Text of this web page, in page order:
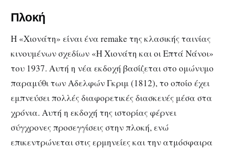
Πλοκή
Η «Χιονάτη» είναι ένα remake της κλασικής ταινίας
κινουμένων σχεδίων «Η Χιονάτη και οι Επτά Νάνοι»
του 1937. Αυτή η νέα εκδοχή βασίζεται στο ομώνυμο
παραμύθι των Αδελφών Γκριμ (1812), το οποίο έχει
εμπνεύσει πολλές διαφορετικές διασκευές μέσα στα
χρόνια. Αυτή η εκδοχή της ιστορίας φέρνει
σύγχρονες προσεγγίσεις στην πλοκή, ενώ
επικεντρώνεται στις ερμηνείες και την ατμόσφαιρα